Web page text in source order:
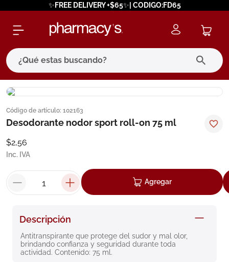
✨FREE DELIVERY +$65✨| CODIGO:FD65
¿Qué estas buscando?
Código de artículo: 102163
Desodorante nodor sport roll-on 75 ml
$2,56
Inc. IVA
Agregar
Descripción
Antitranspirante que protege del sudor y mal olor,
brindando confianza y seguridad durante toda
actividad. Contenido: 75 ml.
términos más buscados
1. eucerin
cerave
7. isdin
8. roche posay
9. nivea